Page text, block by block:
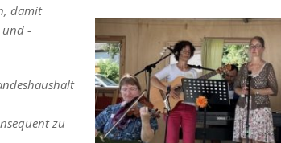
damit
und -
zu